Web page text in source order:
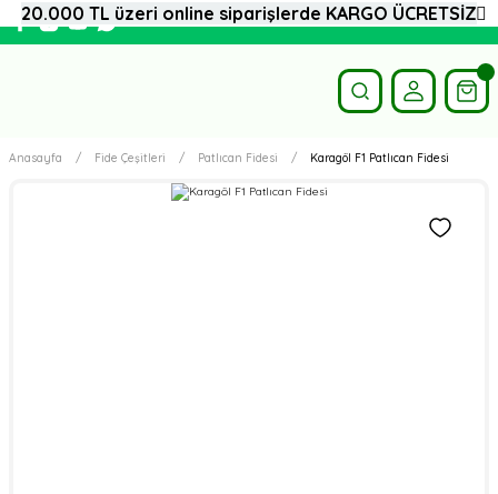
Anasayfa Fide Çeşitleri Patlıcan Fidesi Karagöl F1 Patlıcan Fidesi
20.000 TL üzeri online siparişlerde KARGO ÜCRETSİZ